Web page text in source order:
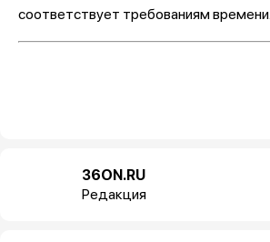
соответствует требованиям времени.
36ON.RU
Редакция